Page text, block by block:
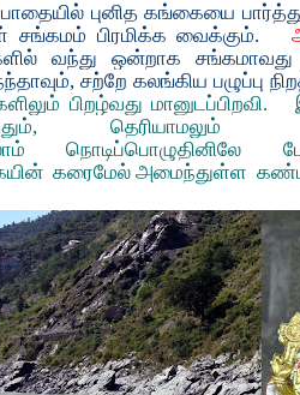
புனித கங்கையை
சங்கமம் பிரமிக்க வைக்கும்.
வந்து ஒன்றாக
சற்றே கலங்கிய பழுப்பு
பிறழ்வது மானுடப்பிறவி.
நொடிப்பொழுதினிலே
கரைமேல் அமைந்துள்ள கண்டம்